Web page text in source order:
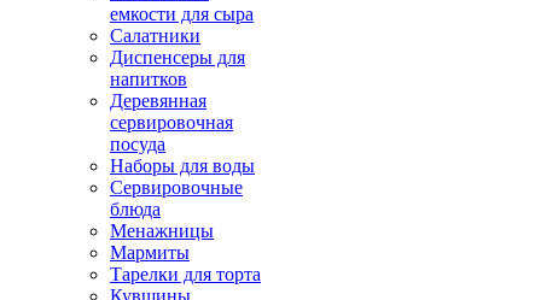
емкости для сыра
Салатники
Диспенсеры для
напитков
Деревянная
сервировочная
посуда
Наборы для воды
Сервировочные
блюда
Менажницы
Мармиты
Тарелки для торта
Кувшины